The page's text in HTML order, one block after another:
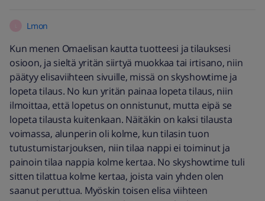
Lmon
Kun menen Omaelisan kautta tuotteesi ja tilauksesi
osioon, ja sieltä yritän siirtyä muokkaa tai irtisano, niin
päätyy elisaviihteen sivuille, missä on skyshowtime ja
lopeta tilaus. No kun yritän painaa lopeta tilaus, niin
ilmoittaa, että lopetus on onnistunut, mutta eipä se
lopeta tilausta kuitenkaan. Näitäkin on kaksi tilausta
voimassa, alunperin oli kolme, kun tilasin tuon
tutustumistarjouksen, niin tilaa nappi ei toiminut ja
painoin tilaa nappia kolme kertaa. No skyshowtime tuli
sitten tilattua kolme kertaa, joista vain yhden olen
saanut peruttua. Myöskin toisen elisa viihteen